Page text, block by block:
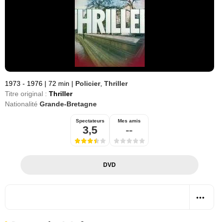
1973 - 1976 | 72 min | Policier, Thriller
Titre original : Thriller
Nationalité Grande-Bretagne
Spectateurs
3,5
Mes amis
--
DVD